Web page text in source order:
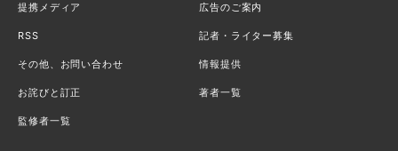
提携メディア 広告のご案内
RSS 記者・ライター募集
その他、お問い合わせ 情報提供
お詫びと訂正 著者一覧
監修者一覧